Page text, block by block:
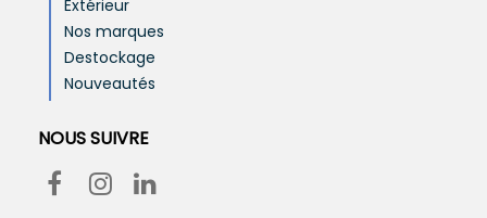
Extérieur
Nos marques
Destockage
Nouveautés
NOUS SUIVRE